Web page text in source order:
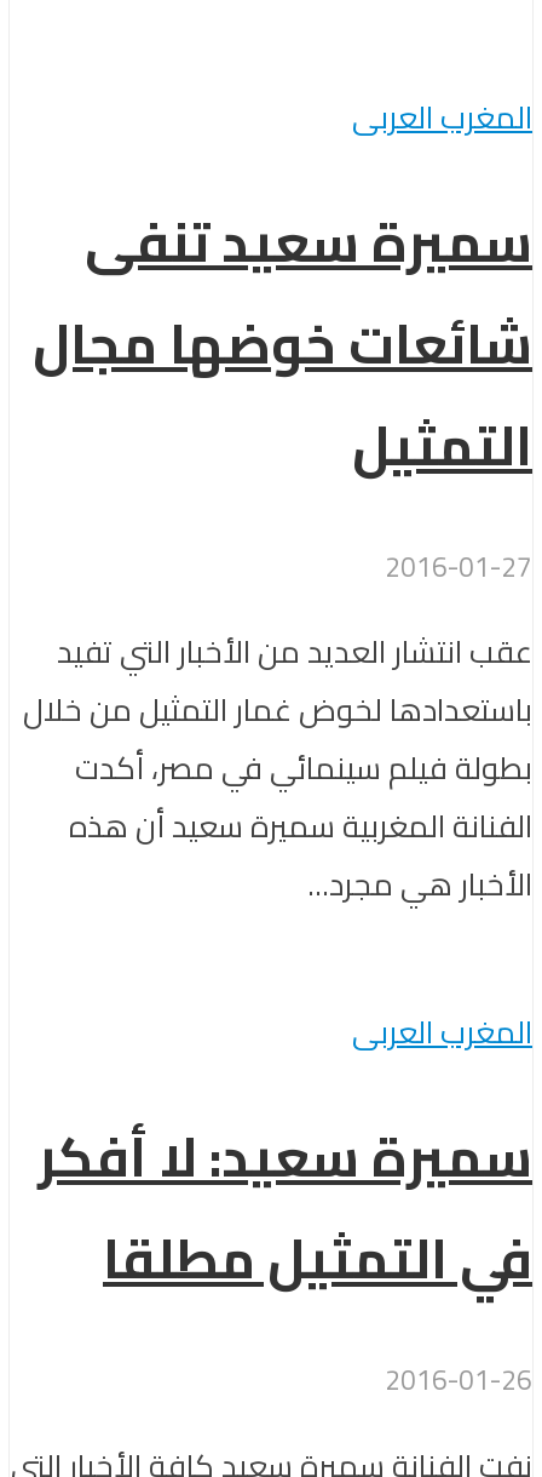
المغرب العربى
سميرة سعيد تنفى
شائعات خوضها مجال
التمثيل
2016-01-27
عقب انتشار العديد من الأخبار التي تفيد
باستعدادها لخوض غمار التمثيل من خلال
بطولة فيلم سينمائي في مصر، أكدت
الفنانة المغربية سميرة سعيد أن هذه
الأخبار هي مجرد...
المغرب العربى
سميرة سعيد: لا أفكر
في التمثيل مطلقا
2016-01-26